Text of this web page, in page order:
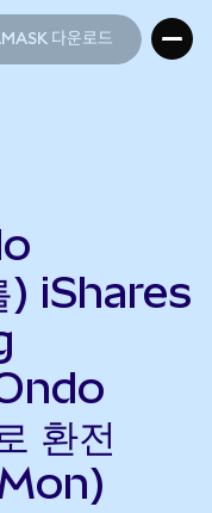
다운로드
) iShares
환전